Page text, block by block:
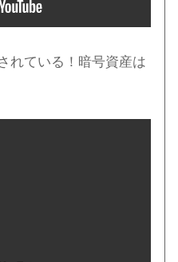
れている！暗号資産は